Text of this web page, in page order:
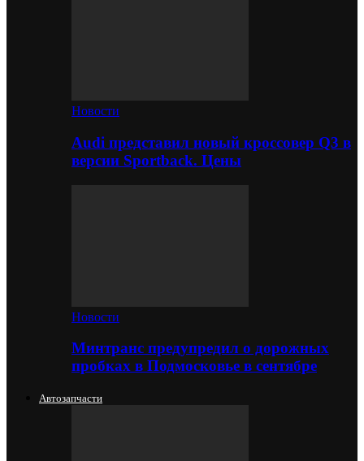
Новости
Audi представил новый кроссовер Q3 в
версии Sportback. Цены
Новости
Минтранс предупредил о дорожных
пробках в Подмосковье в сентябре
Автозапчасти